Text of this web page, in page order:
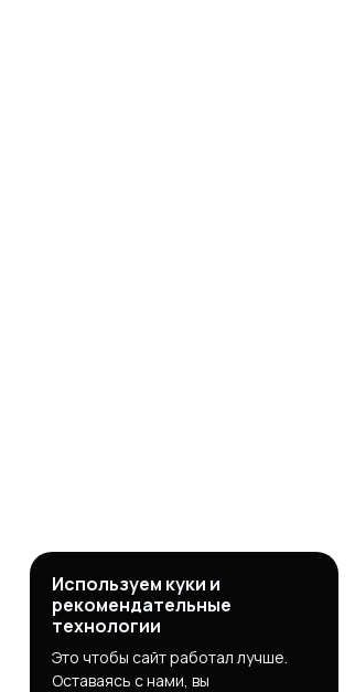
Используем куки и
рекомендательные
технологии
Это чтобы сайт работал лучше.
Оставаясь с нами, вы